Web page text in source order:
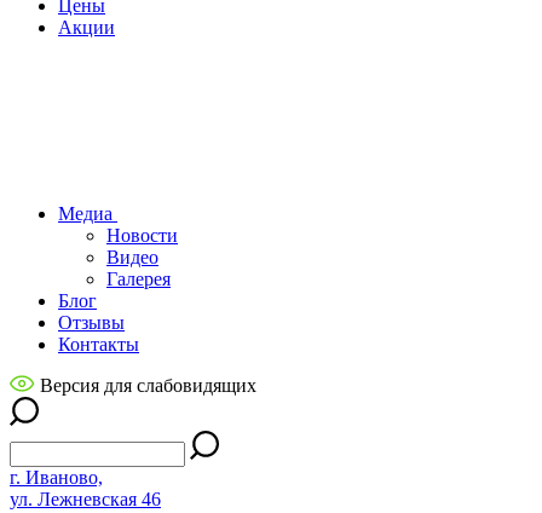
Цены
Акции
Медиа
Новости
Видео
Галерея
Блог
Отзывы
Контакты
Версия для слабовидящих
г. Иваново,
ул. Лежневская 46